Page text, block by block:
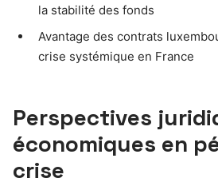
la stabilité des fonds
Avantage des contrats
crise systémique en France
Perspectives
économiques en
crise